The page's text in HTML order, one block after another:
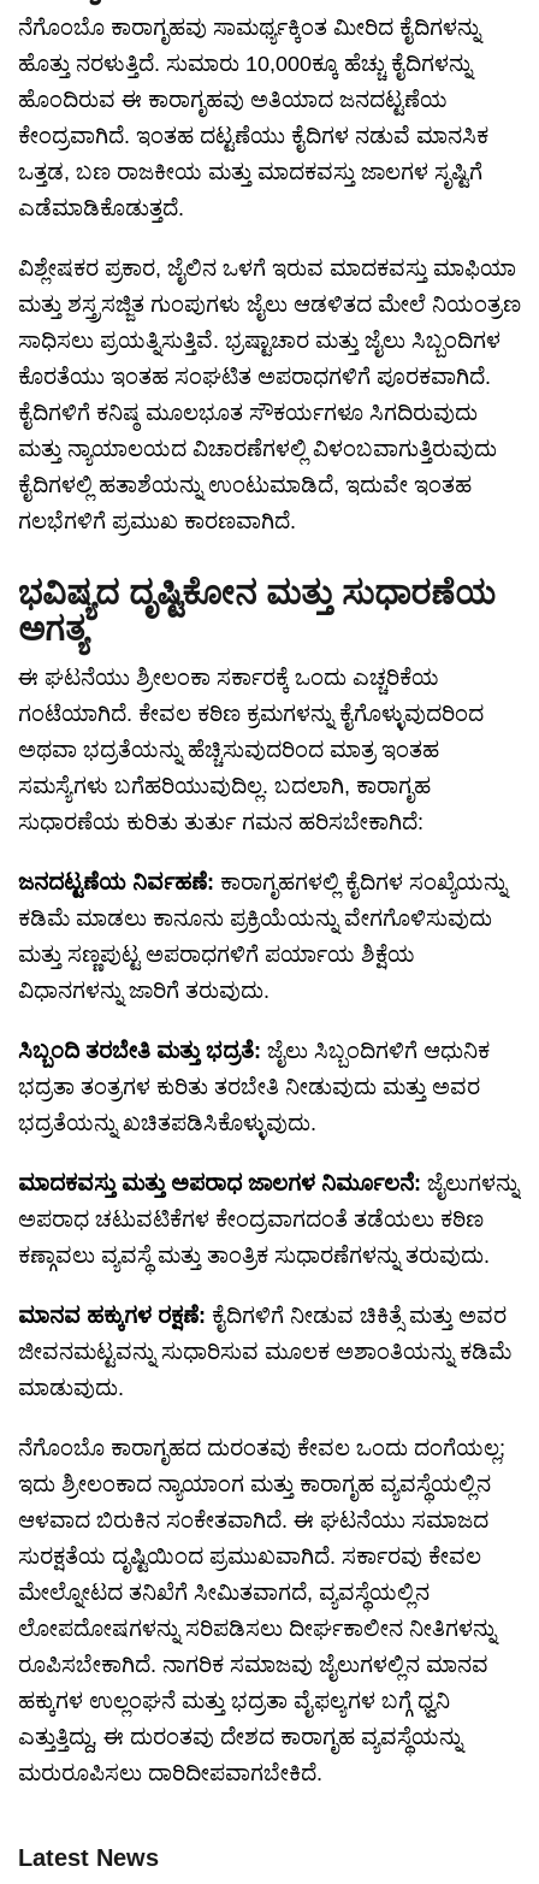
ನೆಗೊಂಬೊ ಕಾರಾಗೃಹವು ಸಾಮರ್ಥ್ಯಕ್ಕಿಂತ ಮೀರಿದ ಕೈದಿಗಳನ್ನು
ಹೊತ್ತು ನರಳುತ್ತಿದೆ. ಸುಮಾರು 10,000ಕ್ಕೂ ಹೆಚ್ಚು ಕೈದಿಗಳನ್ನು
ಹೊಂದಿರುವ ಈ ಕಾರಾಗೃಹವು ಅತಿಯಾದ ಜನದಟ್ಟಣೆಯ
ಕೇಂದ್ರವಾಗಿದೆ. ಇಂತಹ ದಟ್ಟಣೆಯು ಕೈದಿಗಳ ನಡುವೆ ಮಾನಸಿಕ
ಒತ್ತಡ, ಬಣ ರಾಜಕೀಯ ಮತ್ತು ಮಾದಕವಸ್ತು ಜಾಲಗಳ ಸೃಷ್ಟಿಗೆ
ಎಡೆಮಾಡಿಕೊಡುತ್ತದೆ.
ವಿಶ್ಲೇಷಕರ ಪ್ರಕಾರ, ಜೈಲಿನ ಒಳಗೆ ಇರುವ ಮಾದಕವಸ್ತು ಮಾಫಿಯಾ
ಮತ್ತು ಶಸ್ತ್ರಸಜ್ಜಿತ ಗುಂಪುಗಳು ಜೈಲು ಆಡಳಿತದ ಮೇಲೆ ನಿಯಂತ್ರಣ
ಸಾಧಿಸಲು ಪ್ರಯತ್ನಿಸುತ್ತಿವೆ. ಭ್ರಷ್ಟಾಚಾರ ಮತ್ತು ಜೈಲು ಸಿಬ್ಬಂದಿಗಳ
ಕೊರತೆಯು ಇಂತಹ ಸಂಘಟಿತ ಅಪರಾಧಗಳಿಗೆ ಪೂರಕವಾಗಿದೆ.
ಕೈದಿಗಳಿಗೆ ಕನಿಷ್ಠ ಮೂಲಭೂತ ಸೌಕರ್ಯಗಳೂ ಸಿಗದಿರುವುದು
ಮತ್ತು ನ್ಯಾಯಾಲಯದ ವಿಚಾರಣೆಗಳಲ್ಲಿ ವಿಳಂಬವಾಗುತ್ತಿರುವುದು
ಕೈದಿಗಳಲ್ಲಿ ಹತಾಶೆಯನ್ನು ಉಂಟುಮಾಡಿದೆ, ಇದುವೇ ಇಂತಹ
ಗಲಭೆಗಳಿಗೆ ಪ್ರಮುಖ ಕಾರಣವಾಗಿದೆ.
ಭವಿಷ್ಯದ ದೃಷ್ಟಿಕೋನ ಮತ್ತು ಸುಧಾರಣೆಯ
ಅಗತ್ಯ
ಈ ಘಟನೆಯು ಶ್ರೀಲಂಕಾ ಸರ್ಕಾರಕ್ಕೆ ಒಂದು ಎಚ್ಚರಿಕೆಯ
ಗಂಟೆಯಾಗಿದೆ. ಕೇವಲ ಕಠಿಣ ಕ್ರಮಗಳನ್ನು ಕೈಗೊಳ್ಳುವುದರಿಂದ
ಅಥವಾ ಭದ್ರತೆಯನ್ನು ಹೆಚ್ಚಿಸುವುದರಿಂದ ಮಾತ್ರ ಇಂತಹ
ಸಮಸ್ಯೆಗಳು ಬಗೆಹರಿಯುವುದಿಲ್ಲ. ಬದಲಾಗಿ, ಕಾರಾಗೃಹ
ಸುಧಾರಣೆಯ ಕುರಿತು ತುರ್ತು ಗಮನ ಹರಿಸಬೇಕಾಗಿದೆ:
ಜನದಟ್ಟಣೆಯ ನಿರ್ವಹಣೆ: ಕಾರಾಗೃಹಗಳಲ್ಲಿ ಕೈದಿಗಳ ಸಂಖ್ಯೆಯನ್ನು
ಕಡಿಮೆ ಮಾಡಲು ಕಾನೂನು ಪ್ರಕ್ರಿಯೆಯನ್ನು ವೇಗಗೊಳಿಸುವುದು
ಮತ್ತು ಸಣ್ಣಪುಟ್ಟ ಅಪರಾಧಗಳಿಗೆ ಪರ್ಯಾಯ ಶಿಕ್ಷೆಯ
ವಿಧಾನಗಳನ್ನು ಜಾರಿಗೆ ತರುವುದು.
ಸಿಬ್ಬಂದಿ ತರಬೇತಿ ಮತ್ತು ಭದ್ರತೆ: ಜೈಲು ಸಿಬ್ಬಂದಿಗಳಿಗೆ ಆಧುನಿಕ
ಭದ್ರತಾ ತಂತ್ರಗಳ ಕುರಿತು ತರಬೇತಿ ನೀಡುವುದು ಮತ್ತು ಅವರ
ಭದ್ರತೆಯನ್ನು ಖಚಿತಪಡಿಸಿಕೊಳ್ಳುವುದು.
ಮಾದಕವಸ್ತು ಮತ್ತು ಅಪರಾಧ ಜಾಲಗಳ ನಿರ್ಮೂಲನೆ: ಜೈಲುಗಳನ್ನು
ಅಪರಾಧ ಚಟುವಟಿಕೆಗಳ ಕೇಂದ್ರವಾಗದಂತೆ ತಡೆಯಲು ಕಠಿಣ
ಕಣ್ಗಾವಲು ವ್ಯವಸ್ಥೆ ಮತ್ತು ತಾಂತ್ರಿಕ ಸುಧಾರಣೆಗಳನ್ನು ತರುವುದು.
ಮಾನವ ಹಕ್ಕುಗಳ ರಕ್ಷಣೆ: ಕೈದಿಗಳಿಗೆ ನೀಡುವ ಚಿಕಿತ್ಸೆ ಮತ್ತು ಅವರ
ಜೀವನಮಟ್ಟವನ್ನು ಸುಧಾರಿಸುವ ಮೂಲಕ ಅಶಾಂತಿಯನ್ನು ಕಡಿಮೆ
ಮಾಡುವುದು.
ನೆಗೊಂಬೊ ಕಾರಾಗೃಹದ ದುರಂತವು ಕೇವಲ ಒಂದು ದಂಗೆಯಲ್ಲ;
ಇದು ಶ್ರೀಲಂಕಾದ ನ್ಯಾಯಾಂಗ ಮತ್ತು ಕಾರಾಗೃಹ ವ್ಯವಸ್ಥೆಯಲ್ಲಿನ
ಆಳವಾದ ಬಿರುಕಿನ ಸಂಕೇತವಾಗಿದೆ. ಈ ಘಟನೆಯು ಸಮಾಜದ
ಸುರಕ್ಷತೆಯ ದೃಷ್ಟಿಯಿಂದ ಪ್ರಮುಖವಾಗಿದೆ. ಸರ್ಕಾರವು ಕೇವಲ
ಮೇಲ್ನೋಟದ ತನಿಖೆಗೆ ಸೀಮಿತವಾಗದೆ, ವ್ಯವಸ್ಥೆಯಲ್ಲಿನ
ಲೋಪದೋಷಗಳನ್ನು ಸರಿಪಡಿಸಲು ದೀರ್ಘಕಾಲೀನ ನೀತಿಗಳನ್ನು
ರೂಪಿಸಬೇಕಾಗಿದೆ. ನಾಗರಿಕ ಸಮಾಜವು ಜೈಲುಗಳಲ್ಲಿನ ಮಾನವ
ಹಕ್ಕುಗಳ ಉಲ್ಲಂಘನೆ ಮತ್ತು ಭದ್ರತಾ ವೈಫಲ್ಯಗಳ ಬಗ್ಗೆ ಧ್ವನಿ
ಎತ್ತುತ್ತಿದ್ದು, ಈ ದುರಂತವು ದೇಶದ ಕಾರಾಗೃಹ ವ್ಯವಸ್ಥೆಯನ್ನು
ಮರುರೂಪಿಸಲು ದಾರಿದೀಪವಾಗಬೇಕಿದೆ.
Latest News